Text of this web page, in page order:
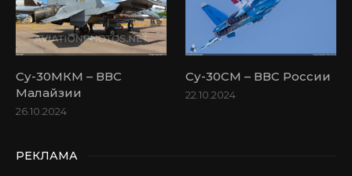
Су-30МКМ – ВВС
Малайзии
26.10.2024
Су-30СМ – ВВС России
22.10.2024
РЕКЛАМА